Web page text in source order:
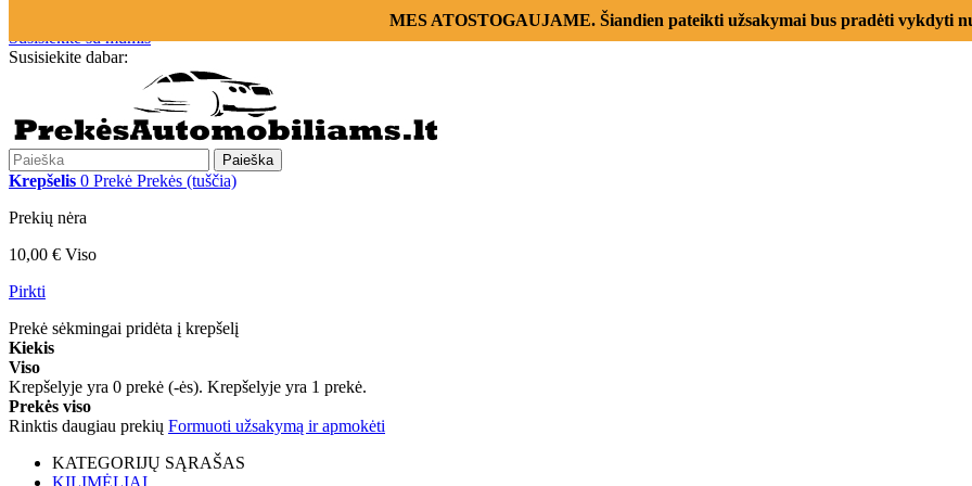
MES ATOSTOGAUJAME. Šiandien pateikti užsakymai bus pradėti vykdyti
Susisiekite su mumis
Susisiekite dabar:
Paieška
Krepšelis 0 Prekė Prekės (tuščia)
Prekių nėra
10,00 € Viso
Pirkti
Prekė sėkmingai pridėta į krepšelį
Kiekis
Viso
Krepšelyje yra 0 prekė (-ės). Krepšelyje yra 1 prekė.
Prekės viso
Rinktis daugiau prekių Formuoti užsakymą ir apmokėti
KATEGORIJŲ SĄRAŠAS
KILIMĖLIAI